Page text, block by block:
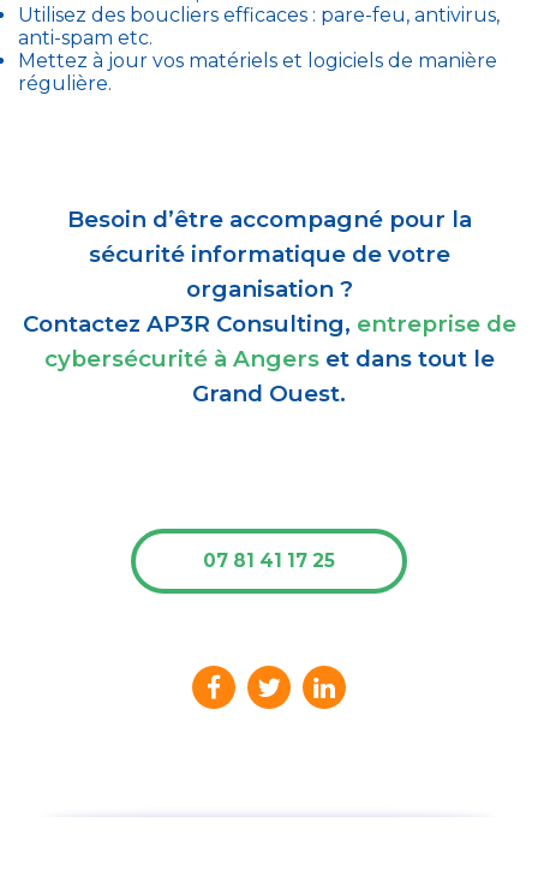
Utilisez des boucliers efficaces : pare-feu, antivirus,
anti-spam etc.
Mettez à jour vos matériels et logiciels de manière
régulière.
Besoin d’être accompagné pour la
sécurité informatique de votre
organisation ?
Contactez AP3R Consulting, entreprise de
cybersécurité à Angerset dans tout le
Grand Ouest.
07 81 41 17 25